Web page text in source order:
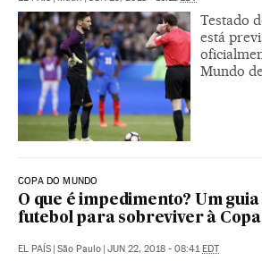
Testado
está
Mundo
COPA DO MUNDO
O que é impedimento? Um guia
futebol para sobreviver à
EL PAÍS | São Paulo | JUN 22, 2018 - 08:41 EDT